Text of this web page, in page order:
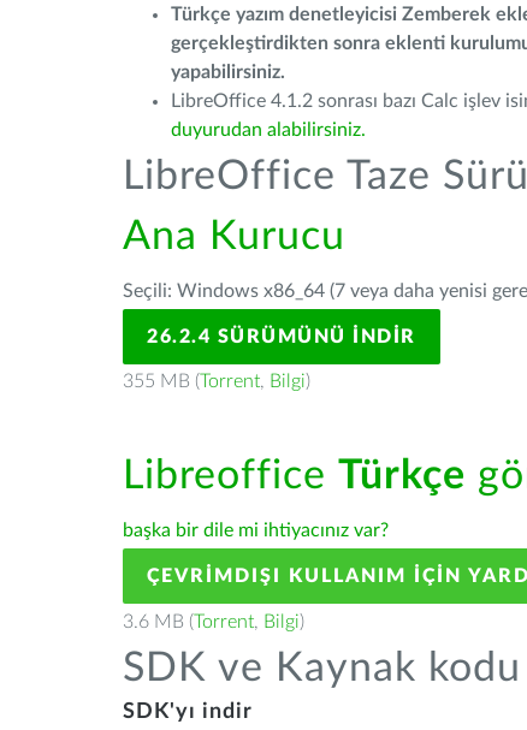
Türkçe yazım denetleyicisi Zemberek
gerçekleştirdikten sonra eklenti
yapabilirsiniz.
LibreOffice 4.1.2 sonrası bazı Calc işlev
duyurudan alabilirsiniz.
LibreOffice Taze
Ana Kurucu
Seçili: Windows x86_64 (7 veya daha yenisi
26.2.4 SÜRÜMÜNÜ İNDIR
355 MB (Torrent, Bilgi)
Libreoffice Türkçe
başka bir dile mi ihtiyacınız var?
ÇEVRIMDIŞI KULLANIM IÇIN
3.6 MB (Torrent, Bilgi)
SDK ve Kaynak kodu
SDK'yı indir